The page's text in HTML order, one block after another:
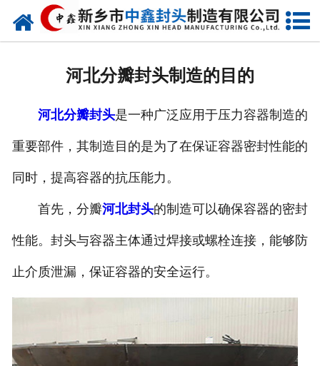
网站首页
生产现场
成功案例
视频中心
诚聘英才
河北分瓣封头制造的目的
河北分瓣封头是一种广泛应用于压力容器制造的
重要部件，其制造目的是为了在保证容器密封性能的
同时，提高容器的抗压能力。
首先，分瓣河北封头的制造可以确保容器的密封
性能。封头与容器主体通过焊接或螺栓连接，能够防
止介质泄漏，保证容器的安全运行。